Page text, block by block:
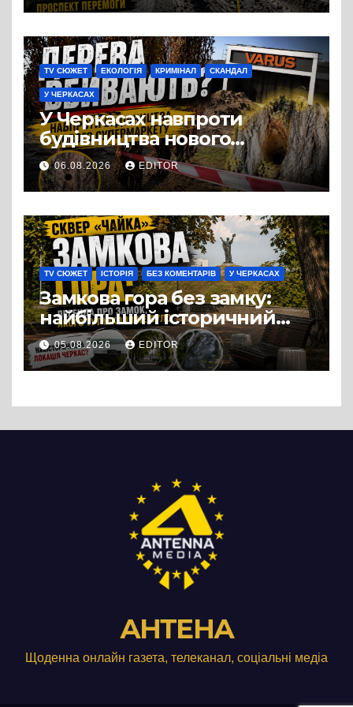
TV СЮЖЕТ ЕКОЛОГІЯ КРИМІНАЛ СКАНДАЛ
У ЧЕРКАСАХ
У Черкасах навпроти
будівництва нового
супермаркету VARUS на
проспекті Перемоги всохли
дерева. І це навряд чи
можна назвати
випадковістю
06.08.2026 EDITOR
TV СЮЖЕТ ІСТОРІЯ БЕЗ КОМЕНТАРІВ У ЧЕРКАСАХ
Замкова гора без замку:
найбільший історичний
міф Черкас
05.08.2026 EDITOR
АНТЕНА
Щоденна онлайн газета, телеканал, соціальні медіа